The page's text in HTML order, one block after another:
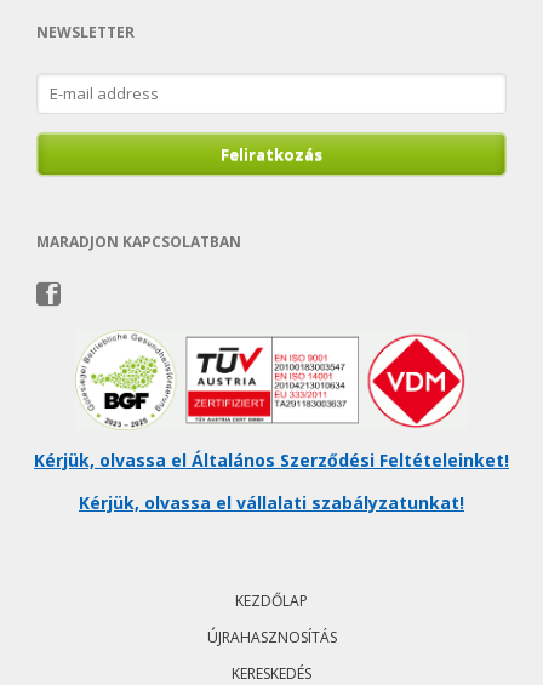
NEWSLETTER
E-
mail
address
Feliratkozás
MARADJON KAPCSOLATBAN
Kérjük, olvassa el Általános Szerződési Feltételeinket!
Kérjük, olvassa el vállalati szabályzatunkat!
KEZDŐLAP
ÚJRAHASZNOSÍTÁS
KERESKEDÉS